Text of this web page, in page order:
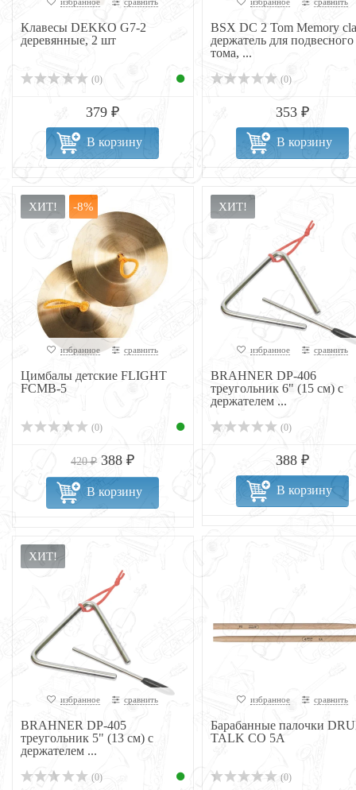
Клавесы DEKKO G7-2
деревянные, 2 шт
(0)
379 ₽
В корзину
BSX DC 2 Tom Memory
держатель для подвесного
тома, ...
(0)
353 ₽
В корзину
ХИТ! -8%
избранное сравнить
Цимбалы детские FLIGHT
FCMB-5
(0)
420 ₽ 388 ₽
В корзину
ХИТ!
избранное сравнить
BRAHNER DP-406
треугольник 6" (15 см) с
держателем ...
(0)
388 ₽
В корзину
ХИТ!
избранное сравнить
BRAHNER DP-405
треугольник 5" (13 см) с
держателем ...
(0)
избранное сравнить
Барабанные палочки
TALK CO 5A
(0)